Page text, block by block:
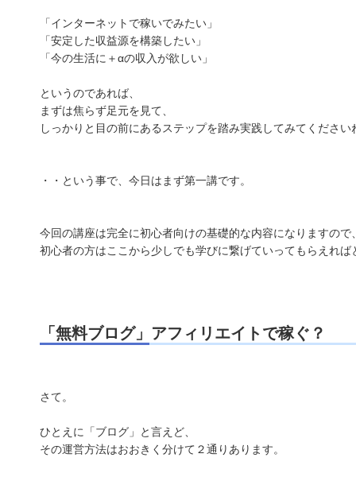
「インターネットで稼いでみたい」
「安定した収益源を構築したい」
「今の生活に＋αの収入が欲しい」
というのであれば、
まずは焦らず足元を見て、
しっかりと目の前にあるステップを踏み実践してみてください
・・という事で、今日はまず第一講です。
今回の講座は完全に初心者向けの基礎的な内容になりますので
初心者の方はここから少しでも学びに繋げていってもらえれば
「無料ブログ」アフィリエイトで稼ぐ？
さて。
ひとえに「ブログ」と言えど、
その運営方法はおおきく分けて２通りあります。